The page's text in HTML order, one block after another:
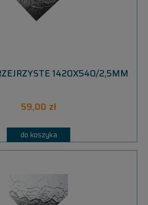
1420X540/2,5MM
59,00 zł
do koszyka